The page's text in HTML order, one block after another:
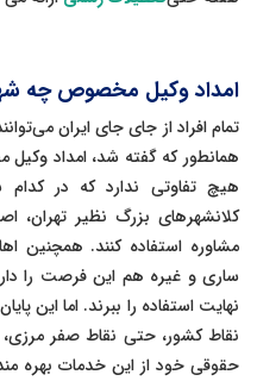
امداد وکیل مخصوص چه
تمام افراد از جای جای ایران
همانطور که گفته شد، امداد
هیچ تفاوتی ندارد که در
کلانشهرهای بزرگ نظیر تهران،
مشاوره استفاده کنند. همچنین
ساری و غیره هم این فرصت را
نهایت استفاده را ببرند. اما این
نقاط کشور، حتی نقاط صفر
حقوقی خود از این خدمات بهره